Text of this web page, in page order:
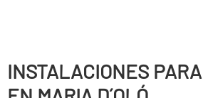
INSTALACIONES